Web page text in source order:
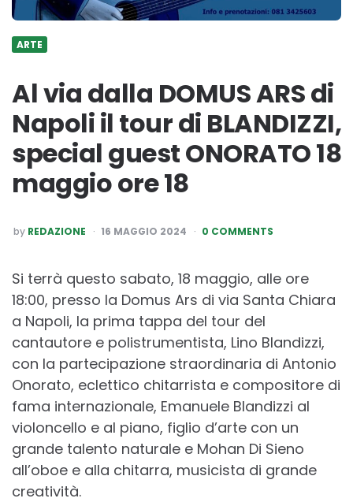
ARTE
Al via dalla DOMUS ARS di
Napoli il tour di BLANDIZZI,
special guest ONORATO 18
maggio ore 18
POSTED
BY
by REDAZIONE 16 MAGGIO 2024 0 COMMENTS
Si terrà questo sabato, 18 maggio, alle ore
18:00, presso la Domus Ars di via Santa Chiara
a Napoli, la prima tappa del tour del
cantautore e polistrumentista, Lino Blandizzi,
con la partecipazione straordinaria di Antonio
Onorato, eclettico chitarrista e compositore di
fama internazionale, Emanuele Blandizzi al
violoncello e al piano, figlio d’arte con un
grande talento naturale e Mohan Di Sieno
all’oboe e alla chitarra, musicista di grande
creatività.